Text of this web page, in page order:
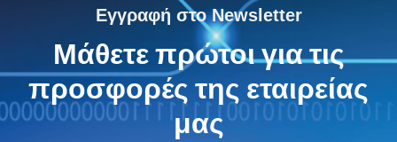
Εγγραφή στο Newsletter
Μάθετε πρώτοι για τις
προσφορές της εταιρείας
μας